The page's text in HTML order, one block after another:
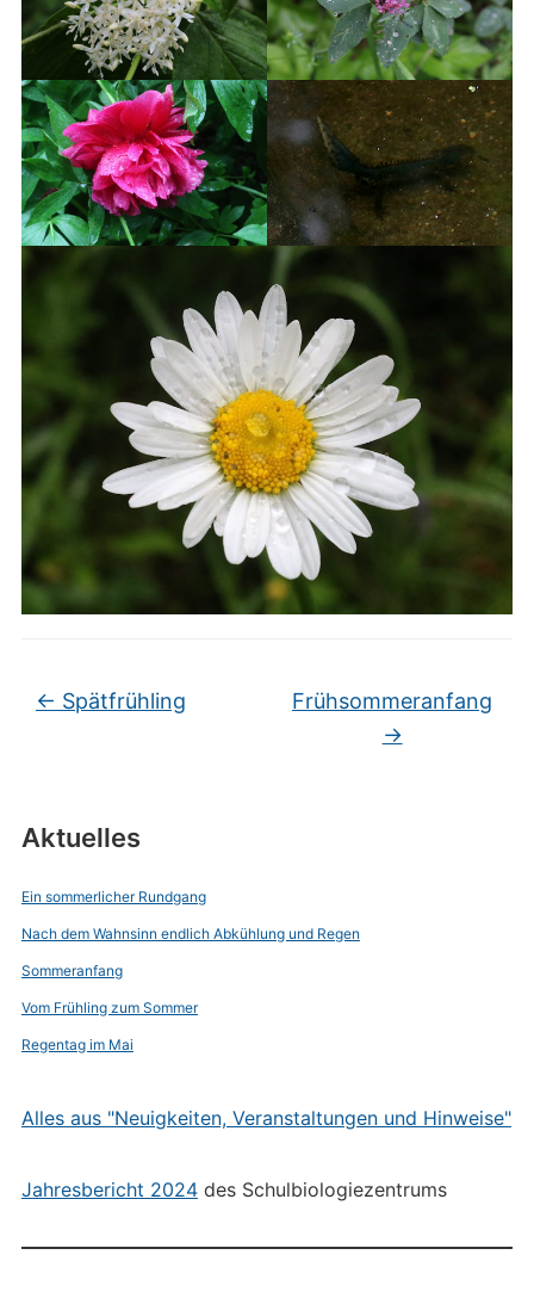
Aktuelles
Ein sommerlicher Rundgang
Nach dem Wahnsinn endlich Abkühlung und Regen
Sommeranfang
Vom Frühling zum Sommer
Regentag im Mai
Alles aus "Neuigkeiten, Veranstaltungen und Hinweise"
Jahresbericht 2024des Schulbiologiezentrums
← Spätfrühling
Frühsommeranfang
→